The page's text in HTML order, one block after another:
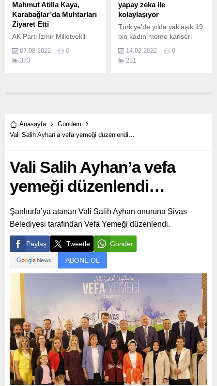
Mahmut Atilla Kaya,
Karabağlar’da Muhtarları
Ziyaret Etti
AK Parti İzmir Milletvekili
Karabağlar'da muhtarları
ziyaret ederek mahalle
07.08.2022
0
373
yapay zeka ile
kolaylaşıyor
Türkiye'de yılda yaklaşık 19
bin kadın meme kanseri
14.02.2022
0
231
Anasayfa
Gündem
Vali Salih Ayhan’a vefa yemeği düzenlendi…
Vali Salih Ayhan’a vefa
yemeği düzenlendi…
Şanlıurfa’ya atanan Vali Salih Ayhan onuruna Sivas
Belediyesi tarafından Vefa Yemeği düzenlendi.
Paylaş Tweetle Gönder
ABONE OL